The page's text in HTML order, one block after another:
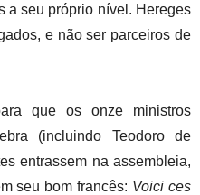
a seu próprio nível. Hereges
e não ser parceiros de
que os onze ministros
(incluindo Teodoro de
entrassem na assembleia,
seu bom francês: Voici ces